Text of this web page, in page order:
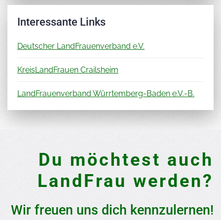
Interessante Links
Deutscher LandFrauenverband e.V.
KreisLandFrauen Crailsheim
LandFrauenverband Würrtemberg-Baden e.V.-B.
Du möchtest auch
LandFrau werden?
Wir freuen uns dich kennzulernen!